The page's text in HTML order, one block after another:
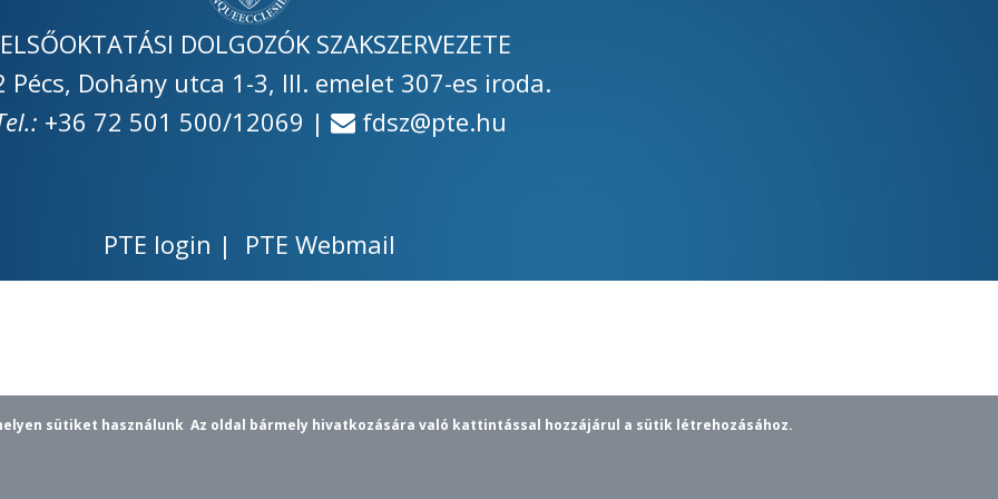
DOLGOZÓK SZAKSZERVEZETE
Pécs, Dohány utca 1-3, III. emelet 307-es iroda.
+36 72 501 500/12069 | email
fdsz@pte.hu
PTE login | PTE Webmail
sütiket használunk Az oldal bármely hivatkozására való kattintással hozzájárul a sütik létrehozásához.